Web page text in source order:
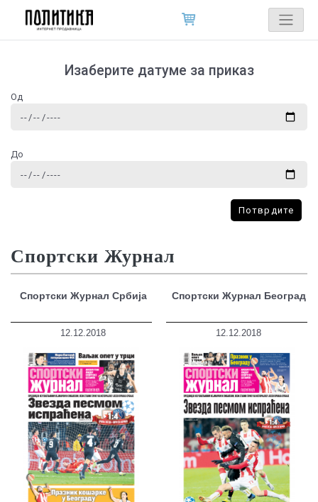
Изаберите датуме за приказ
Од
До
Потврдите
Спортски Журнал
Спортски Журнал Србија
12.12.2018
Спортски Журнал Београд
12.12.2018